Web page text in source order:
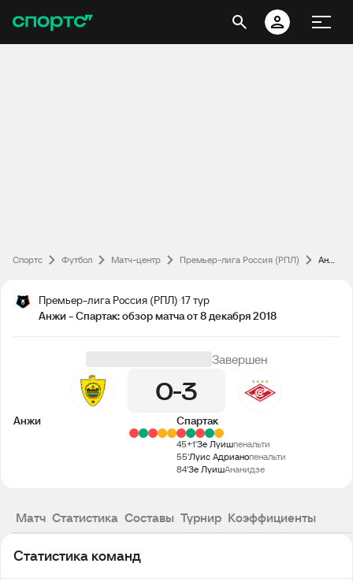
Спортс Футбол Матч-центр Премьер-лига Россия (РПЛ) Анжи - Спартак: обзор матча от 8 декабря 2018
Премьер-лига Россия (РПЛ) 17 тур
Анжи - Спартак: обзор матча от 8 декабря 2018
Завершен
0 3
Анжи Спартак
45+1'Зе Луишпенальти
55'Луис Адрианопенальти
84'Зе ЛуишАнанидзе
Матч Статистика Составы Турнир Коэффициенты
Статистика команд